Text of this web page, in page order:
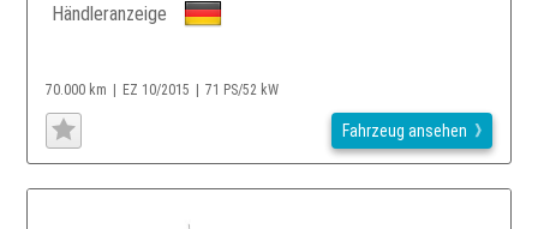
Händleranzeige
70.000 km EZ 10/2015 71 PS/52 kW
Fahrzeug ansehen